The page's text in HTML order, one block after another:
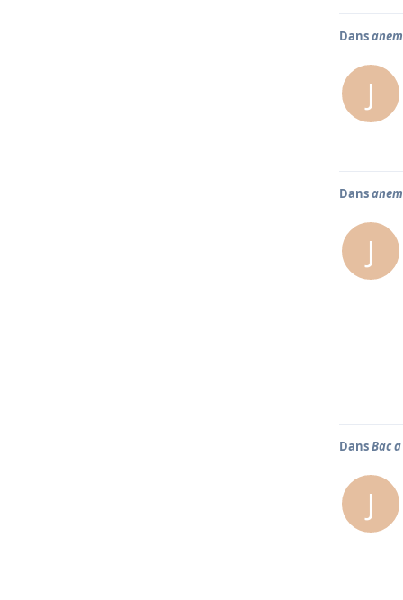
Dans
J
Dans
J
DansBac
J